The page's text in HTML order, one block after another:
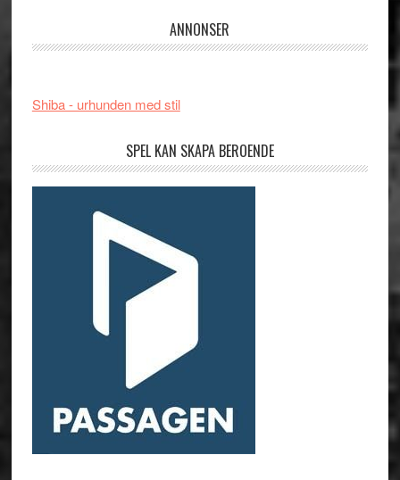
ANNONSER
Shiba - urhunden med stil
SPEL KAN SKAPA BEROENDE